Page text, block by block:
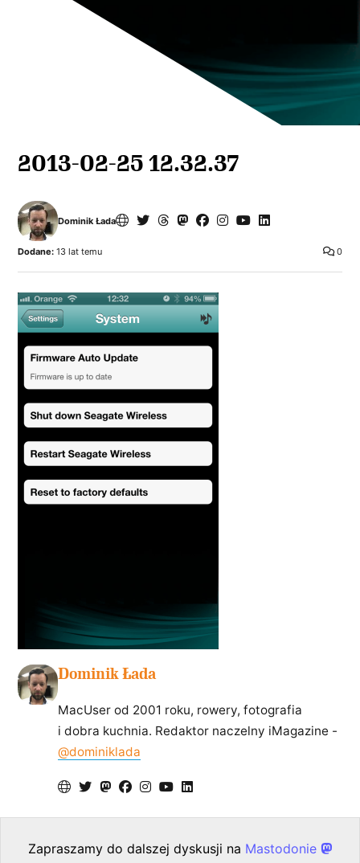
2013-02-25 12.32.37
Dominik Łada
0
Dodane: 13 lat temu
Dominik Łada
MacUser od 2001 roku, rowery, fotografia
i dobra kuchnia. Redaktor naczelny iMagazine -
@dominiklada
Zapraszamy do dalszej dyskusji na Mastodonie